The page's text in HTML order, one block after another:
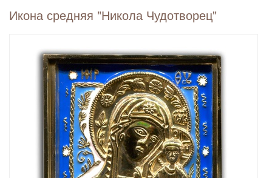
Икона средняя "Никола Чудотворец"